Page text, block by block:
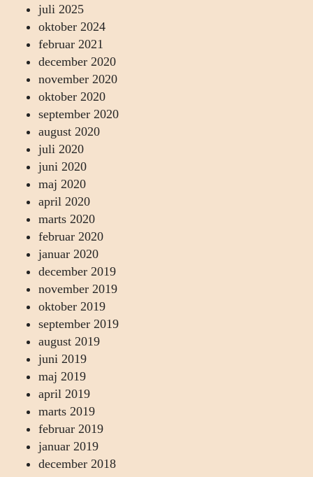
juli 2025
oktober 2024
februar 2021
december 2020
november 2020
oktober 2020
september 2020
august 2020
juli 2020
juni 2020
maj 2020
april 2020
marts 2020
februar 2020
januar 2020
december 2019
november 2019
oktober 2019
september 2019
august 2019
juni 2019
maj 2019
april 2019
marts 2019
februar 2019
januar 2019
december 2018